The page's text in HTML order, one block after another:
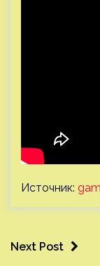
Источник:
Next Post